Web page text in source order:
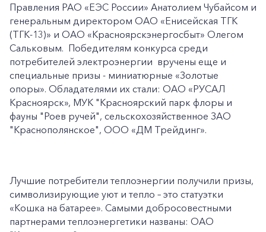
Правления РАО «ЕЭС России» Анатолием Чубайсом и
генеральным директором ОАО «Енисейская ТГК
(ТГК-13)» и ОАО «Красноярскэнергосбыт» Олегом
Сальковым. Победителям конкурса среди
потребителей электроэнергии вручены еще и
специальные призы - миниатюрные «Золотые
опоры». Обладателями их стали: ОАО «РУСАЛ
Красноярск», МУК "Красноярский парк флоры и
фауны "Роев ручей", сельскохозяйственное ЗАО
"Краснополянское", ООО «ДМ Трейдинг».
Лучшие потребители теплоэнергии получили призы,
символизирующие уют и тепло – это статуэтки
«Кошка на батарее». Самыми добросовестными
партнерами теплоэнергетики названы: ОАО